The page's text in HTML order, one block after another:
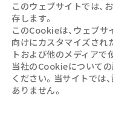
Hiroshima
All
このウェブサイトでは、
存します。
このCookieは、ウェブサ
向けにカスタマイズされ
トおよび他のメディアで
当社のCookieについての
ください。当サイトでは
ありません。